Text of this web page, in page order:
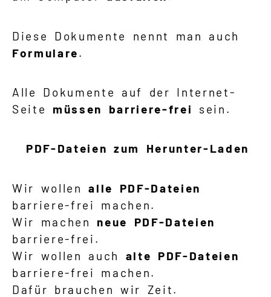
Diese Dokumente nennt man auch
Formulare.
Alle Dokumente auf der Internet-
Seite müssen barriere-frei sein.
PDF-Dateien zum Herunter-Laden
Wir wollenalle PDF-Dateien
barriere-frei machen.
Wir machen neue PDF-Dateien
barriere-frei.
Wir wollen auch alte PDF-Dateien
barriere-frei machen.
Dafür brauchen wir Zeit.